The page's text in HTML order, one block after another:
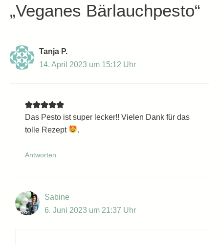
„Veganes Bärlauchpesto“
Tanja P.
14. April 2023 um 15:12 Uhr
Das Pesto ist super lecker!! Vielen Dank für das
tolle Rezept
.
Antworten
Sabine
6. Juni 2023 um 21:37 Uhr